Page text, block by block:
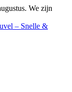
We zijn